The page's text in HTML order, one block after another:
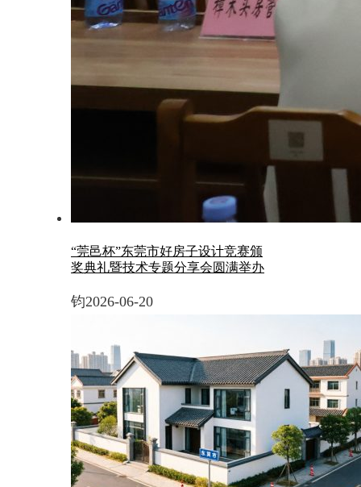
“莞邑杯”东莞市好房子设计竞赛颁
奖典礼暨技术专题分享会圆满举办
钧2026-06-20